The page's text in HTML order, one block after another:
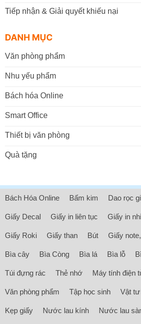
Tiếp nhận & Giải quyết khiếu nại
DANH MỤC
Văn phòng phẩm
Nhu yếu phẩm
Bách hóa Online
Smart Office
Thiết bị văn phòng
Quà tặng
Bách Hóa Online Bấm kim Dao rọc
Giấy Decal Giấy in liên tục Giấy in
Giấy Roki Giấy than Bút Giấy
Bìa cây Bìa Còng Bìa lá Bìa lỗ
Túi đựng rác Thẻ nhớ Máy tính điện
Văn phòng phẩm Tập học sinh Vật
Kẹp giấy Nước lau kính Nước lau